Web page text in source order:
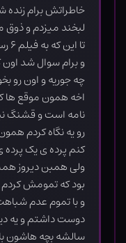
خاطراتش برام زنده
لبخند میزدم و ذوق
تا این که به فیلم ۶ رسیدم دیگه ندیدم
و برام سوال شد اون
چه جوریه و اون رو
اخه همون موقع ها
نامه است و قشنگ
رو یه نگاه کردم
کنم پرده ی یک پرده
ولی همبن دیروز
بود که تمومش کردم
و با تموم عدم
سالشه بچه هاشون